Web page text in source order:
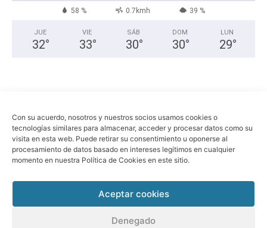
Con su acuerdo, nosotros y nuestros socios usamos cookies o
tecnologías similares para almacenar, acceder y procesar datos como su
visita en esta web. Puede retirar su consentimiento u oponerse al
procesamiento de datos basado en intereses legítimos en cualquier
momento en nuestra Política de Cookies en este sitio.
Aceptar cookies
Denegado
58 % 0.7kmh 39 %
JUE
32°
VIE
33°
SÁB
30°
DOM
30°
LUN
29°
Economia Política Sociedad Política de privacidad Aviso legal
© Sant Boi Info - www.santboi.info